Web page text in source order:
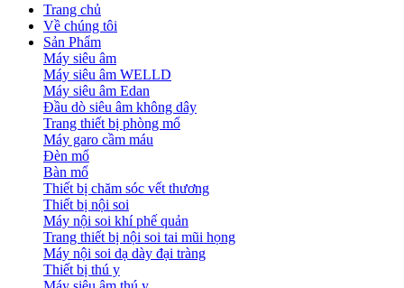
Trang chủ
Về chúng tôi
Sản Phẩm
Máy siêu âm
Máy siêu âm WELLD
Máy siêu âm Edan
Đầu dò siêu âm không dây
Trang thiết bị phòng mổ
Máy garo cầm máu
Đèn mổ
Bàn mổ
Thiết bị chăm sóc vết thương
Thiết bị nội soi
Máy nội soi khí phế quản
Trang thiết bị nội soi tai mũi họng
Máy nội soi dạ dày đại tràng
Thiết bị thú y